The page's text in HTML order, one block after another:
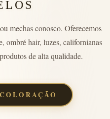
mechas conosco. Oferecemos
ombré hair, luzes, californianas
de alta qualidade.